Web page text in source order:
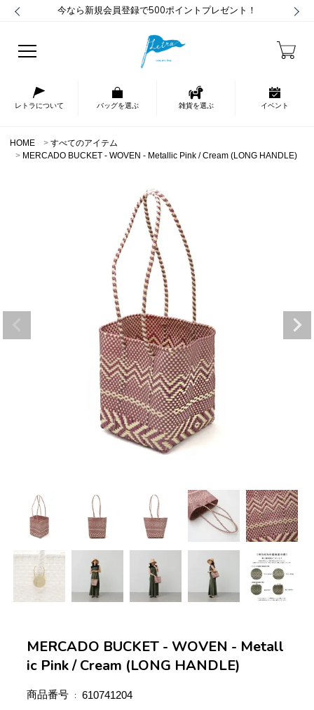
今なら新規会員登録で500ポイントプレゼント！
レトラについて バッグを選ぶ 雑貨を選ぶ イベント
HOME
すべてのアイテム
MERCADO BUCKET - WOVEN - Metallic Pink / Cream (LONG HANDLE)
MERCADO BUCKET - WOVEN - Metall
ic Pink / Cream (LONG HANDLE)
商品番号 610741204